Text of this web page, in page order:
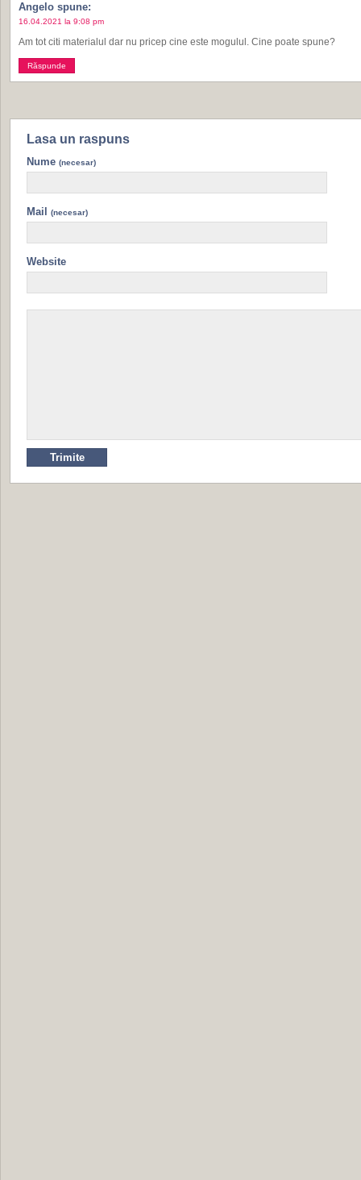
Angelo spune:
16.04.2021 la 9:08 pm
Am tot citi materialul dar nu pricep cine este mogulul. Cine poate spune?
Răspunde
Lasa un raspuns
Nume (necesar)
Mail (necesar)
Website